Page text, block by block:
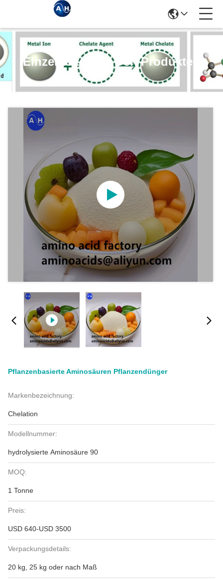
Einzelheiten Zu Den Produkten
Pflanzenbasierte Aminosäuren Pflanzendünger
Markenbezeichnung:
Chelation
Modellnummer:
hydrolysierte Aminosäure 90
MOQ:
1 Tonne
Preis:
USD 640-USD 3500
Verpackungsdetails:
20 kg, 25 kg oder nach Maß